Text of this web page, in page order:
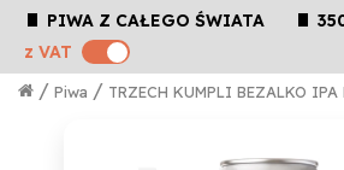
PIWA Z CAŁEGO ŚWIATA
z VAT
TRZECH KUMPLI BEZALKO
/
Piwa
/